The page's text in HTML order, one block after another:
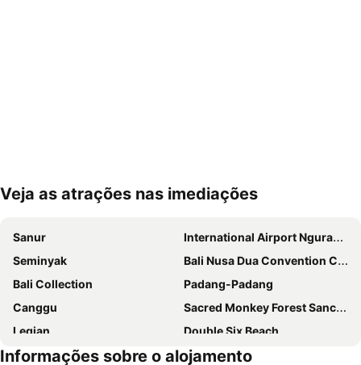
Ampliar mapa
Veja as atrações nas imediações
Sanur
International Airport Ngurah Rai
Seminyak
Bali Nusa Dua Convention Center
Bali Collection
Padang-Padang
Canggu
Sacred Monkey Forest Sanctuary
Legian
Double Six Beach
Bingin
Traditional Market of Ubud
Informações sobre o alojamento